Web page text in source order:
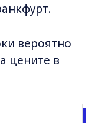
вероятно
цените в